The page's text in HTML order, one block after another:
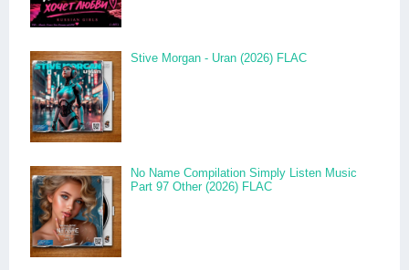
Stive Morgan - Uran (2026) FLAC
No Name Compilation Simply Listen Music
Part 97 Other (2026) FLAC